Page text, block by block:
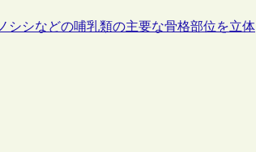
シシなどの哺乳類の主要な骨格部位を立体